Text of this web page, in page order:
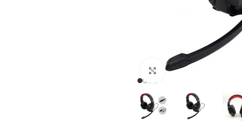
Haga clic para ampliar